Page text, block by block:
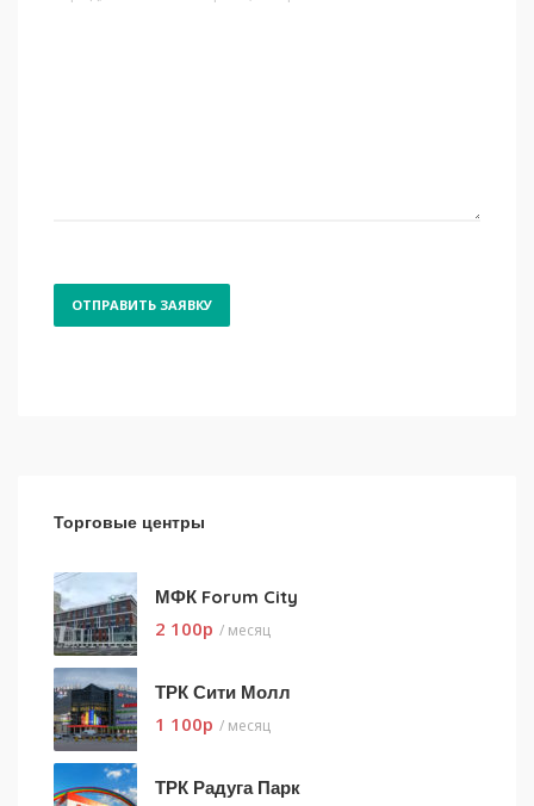
Торговые центры
МФК Forum City
2 100p / месяц
ТРК Сити Молл
1 100p / месяц
ТРК Радуга Парк